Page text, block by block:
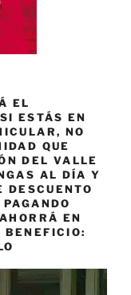
EL
ESTÁS EN
NO
QUE
DEL VALLE
AL DÍA Y
DESCUENTO
EN
BENEFICIO: